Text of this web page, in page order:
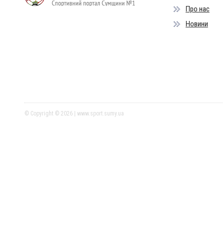
Про нас
Новини
© Copyright © 2026 | www.sport.sumy.ua